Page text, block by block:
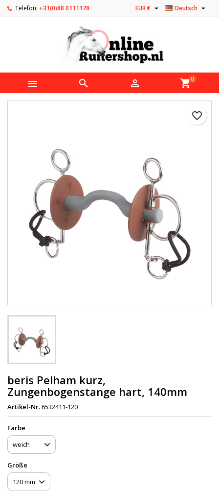
Telefon: +31(0)88 0111178 Deutsch 
EUR € 
   shopping_cart0
favorite_border
beris Pelham kurz,
Zungenbogenstange hart, 140mm
Artikel-Nr.6532411-120
Farbe
Größe